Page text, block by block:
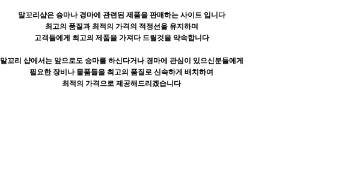
말꼬리샵은 승마나 경마에 관련된 제품을 판매하는 사이트 입니다
최고의 품질과 최적의 가격의 적정선을 유지하며
고객들에게 최고의 제품을 가져다 드릴것을 약속합니다
말꼬리 샵에서는 앞으로도 승마를 하신다거나 경마에 관심이 있으신분들에게
필요한 장비나 물품들을 최고의 품질로 신속하게 배치하여
최적의 가격으로 제공해드리겠습니다